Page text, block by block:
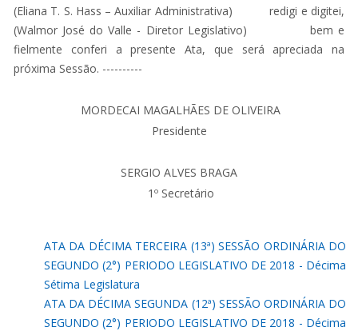
(Eliana T. S. Hass – Auxiliar Administrativa) redigi e digitei,
(Walmor José do Valle - Diretor Legislativo) bem e
fielmente conferi a presente Ata, que será apreciada na
próxima Sessão. ----------
MORDECAI MAGALHÃES DE OLIVEIRA
Presidente
SERGIO ALVES BRAGA
1º Secretário
ATA DA DÉCIMA TERCEIRA (13ª) SESSÃO ORDINÁRIA DO
SEGUNDO (2°) PERIODO LEGISLATIVO DE 2018 - Décima
Sétima Legislatura
ATA DA DÉCIMA SEGUNDA (12ª) SESSÃO ORDINÁRIA DO
SEGUNDO (2°) PERIODO LEGISLATIVO DE 2018 - Décima